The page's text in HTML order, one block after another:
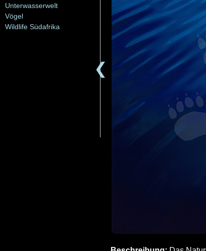
Unterwasserwelt
Vögel
Wildlife Südafrika
❮